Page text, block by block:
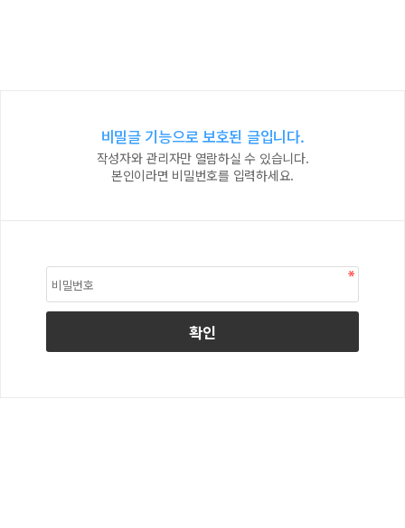
비밀글 기능으로 보호된 글입니다.
작성자와 관리자만 열람하실 수 있습니다.
본인이라면 비밀번호를 입력하세요.